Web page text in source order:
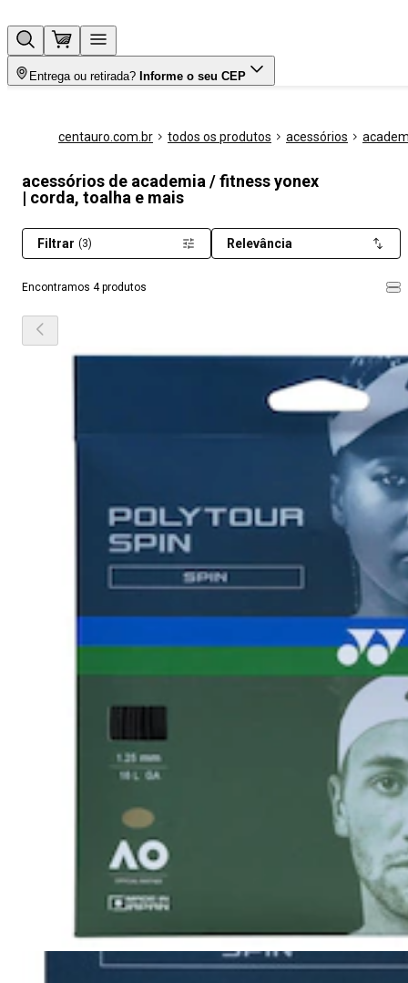
Entrega ou retirada? Informe o seu CEP
centauro.com.br todos os produtos acessórios
acessórios de academia / fitness yonex
| corda, toalha e mais
Encontramos 4 produtos
Filtrar (3) Relevância